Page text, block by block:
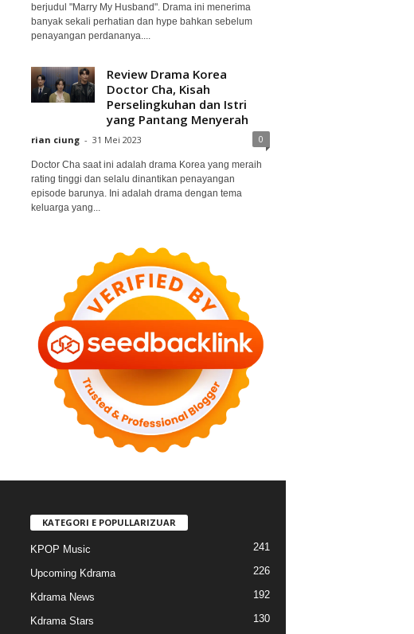
berjudul "Marry My Husband". Drama ini menerima
banyak sekali perhatian dan hype bahkan sebelum
penayangan perdananya....
Review Drama Korea
Doctor Cha, Kisah
Perselingkuhan dan Istri
yang Pantang Menyerah
rian ciung - 31 Mei 2023 0
Doctor Cha saat ini adalah drama Korea yang meraih
rating tinggi dan selalu dinantikan penayangan
episode barunya. Ini adalah drama dengan tema
keluarga yang...
KATEGORI E POPULLARIZUAR
KPOP Music 241
Upcoming Kdrama 226
Kdrama News 192
Kdrama Stars 130